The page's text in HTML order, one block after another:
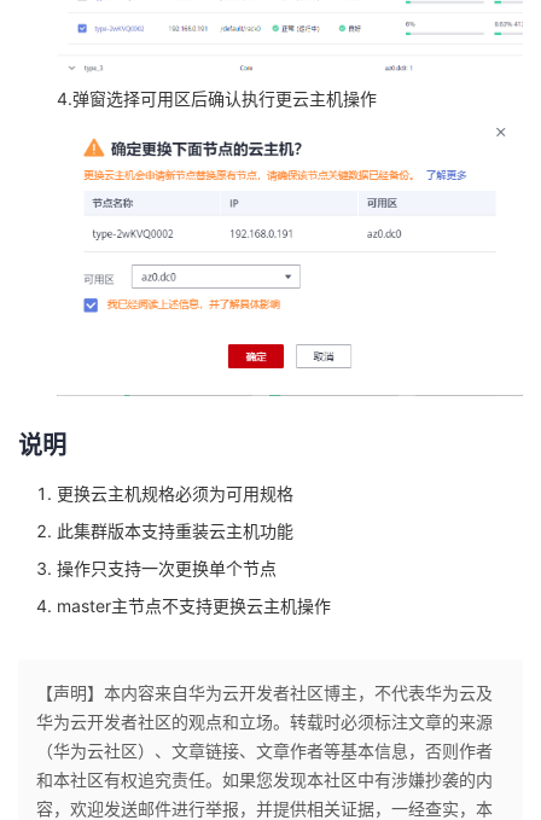
4.弹窗选择可用区后确认执行更云主机操作
说明
更换云主机规格必须为可用规格
此集群版本支持重装云主机功能
操作只支持一次更换单个节点
master主节点不支持更换云主机操作
【声明】本内容来自华为云开发者社区博主，不代表华为云及
华为云开发者社区的观点和立场。转载时必须标注文章的来源
（华为云社区）、文章链接、文章作者等基本信息，否则作者
和本社区有权追究责任。如果您发现本社区中有涉嫌抄袭的内
容，欢迎发送邮件进行举报，并提供相关证据，一经查实，本